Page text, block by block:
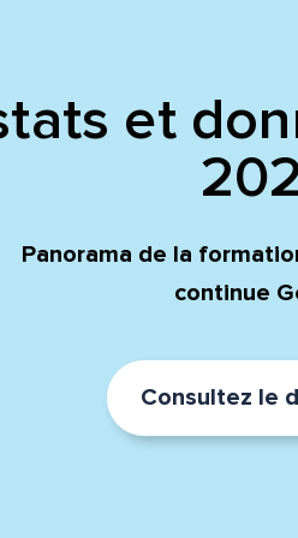
et
Panorama de la
continue
Consultez le